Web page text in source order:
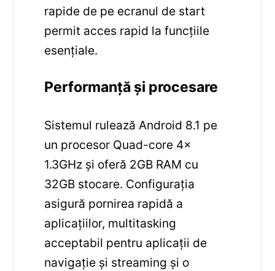
rapide de pe ecranul de start
permit acces rapid la funcțiile
esențiale.
Performanță și procesare
Sistemul rulează Android 8.1 pe
un procesor Quad-core 4x
1.3GHz și oferă 2GB RAM cu
32GB stocare. Configurația
asigură pornirea rapidă a
aplicațiilor, multitasking
acceptabil pentru aplicații de
navigație și streaming și o